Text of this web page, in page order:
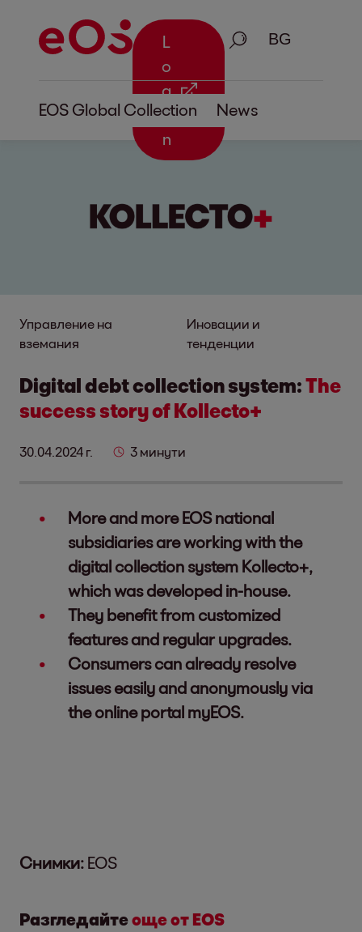
L
o
g
i
n
Търсене
EOS Global Collection News
Управление на
вземания
Иновации и
тенденции
Digital debt collection system:The
success story of Kollecto+
30.04.2024 г. 3 минути
More and more EOS national
subsidiaries are working with the
digital collection system Kollecto+,
which was developed in-house.
They benefit from customized
features and regular upgrades.
Consumers can already resolve
issues easily and anonymously via
the online portal myEOS.
Снимки: EOS
Разгледайтеоще от EOS